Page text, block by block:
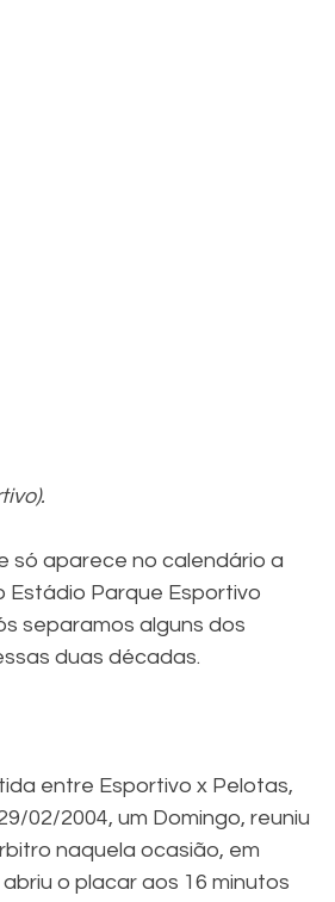
só aparece no calendário a
Estádio Parque Esportivo
separamos alguns dos
duas décadas.
entre Esportivo x Pelotas,
02/2004, um Domingo, reuniu
naquela ocasião, em
o placar aos 16 minutos